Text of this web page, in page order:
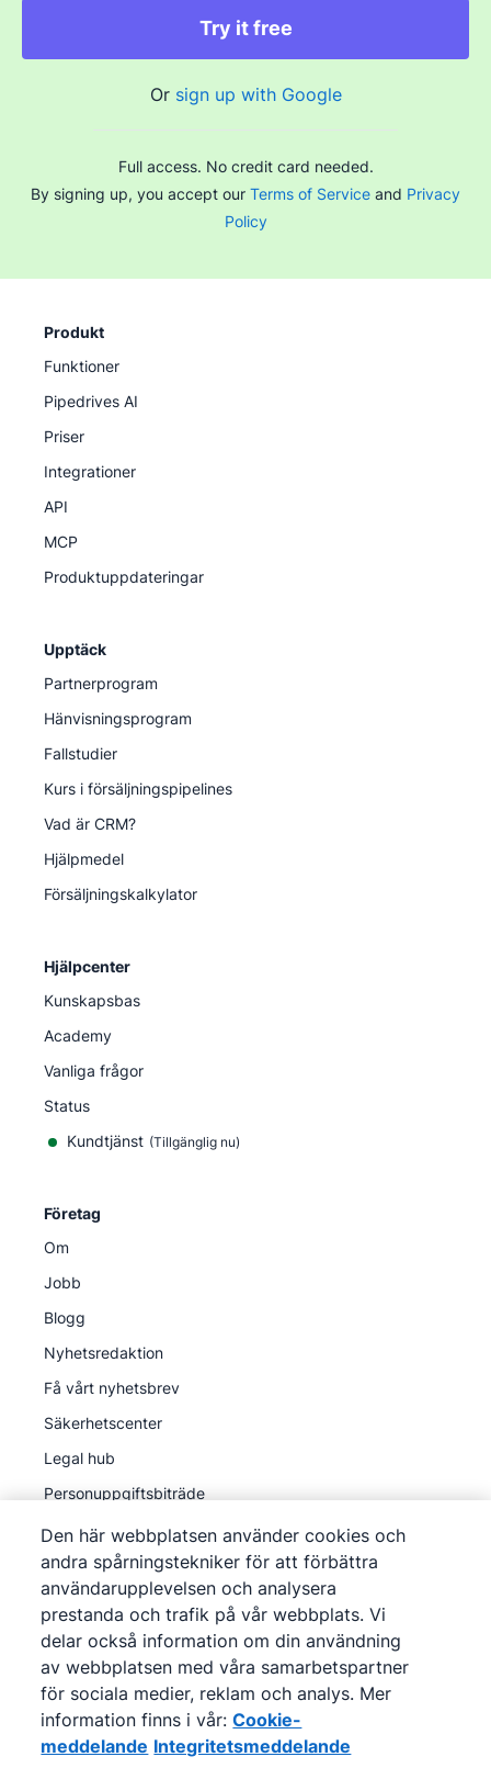
Try it free
Or sign up with Google
Full access. No credit card needed.
By signing up, you accept our Terms of Service and Privacy
Policy
Produkt
Funktioner
Pipedrives AI
Priser
Integrationer
API
MCP
Produktuppdateringar
Upptäck
Partnerprogram
Hänvisningsprogram
Fallstudier
Kurs i försäljningspipelines
Vad är CRM?
Hjälpmedel
Försäljningskalkylator
Hjälpcenter
Kunskapsbas
Academy
Vanliga frågor
Status
Kundtjänst (Tillgänglig nu)
Företag
Om
Jobb
Blogg
Nyhetsredaktion
Få vårt nyhetsbrev
Säkerhetscenter
Legal hub
Personuppgiftsbiträde
©2026Pipedrive
Pipedrive
Användarvillkor
Pipedrive
Integritetsmeddelande
Webbplatskarta
Cookie-meddelande
Den här webbplatsen använder cookies och
andra spårningstekniker för att förbättra
användarupplevelsen och analysera
prestanda och trafik på vår webbplats. Vi
delar också information om din användning
av webbplatsen med våra samarbetspartner
för sociala medier, reklam och analys. Mer
information finns i vår: Cookie-
meddelande Integritetsmeddelande